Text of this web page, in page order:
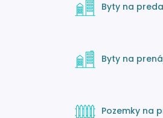
Byty na
Byty na
Pozemky na